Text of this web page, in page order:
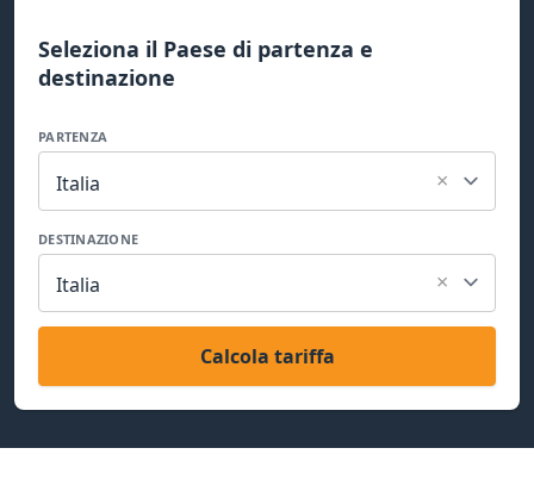
Seleziona il Paese di partenza e
destinazione
PARTENZA
Italia ×
DESTINAZIONE
Italia ×
Calcola tariffa